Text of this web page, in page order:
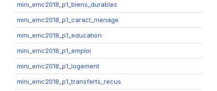
mini_emc2018_p1_biens_durables
mini_emc2018_p1_caract_menage
mini_emc2018_p1_education
mini_emc2018_p1_emploi
mini_emc2018_p1_logement
mini_emc2018_p1_transferts_recus